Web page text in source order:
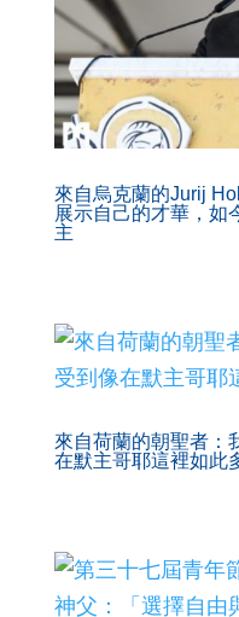
來自烏克蘭的Jurij
展示自己的才華，如
主
來自荷蘭的朝聖者：
在默主哥耶這裡如此